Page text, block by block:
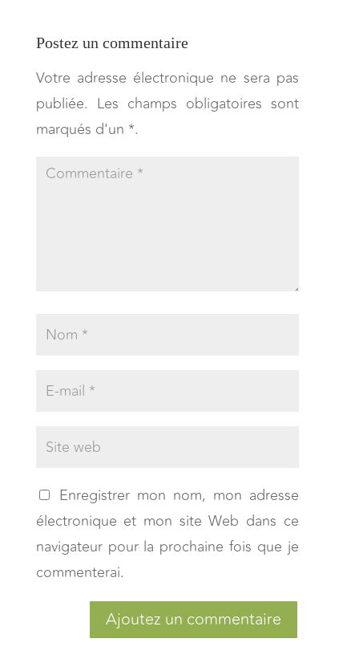
Postez un commentaire
Votre adresse électronique ne sera pas
publiée. Les champs obligatoires sont
marqués d'un *.
Enregistrer mon nom, mon adresse
électronique et mon site Web dans ce
navigateur pour la prochaine fois que je
commenterai.
Ajoutez un commentaire